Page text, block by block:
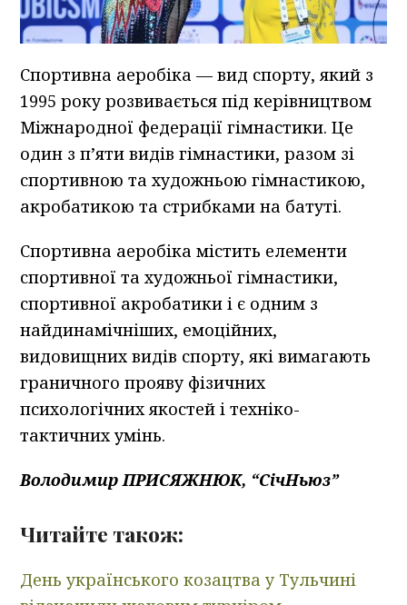
Спортивна аеробіка — вид спорту, який з
1995 року розвивається під керівництвом
Міжнародної федерації гімнастики. Це
один з п’яти видів гімнастики, разом зі
спортивною та художньою гімнастикою,
акробатикою та стрибками на батуті.
Спортивна аеробіка містить елементи
спортивної та художньої гімнастики,
спортивної акробатики і є одним з
найдинамічніших, емоційних,
видовищних видів спорту, які вимагають
граничного прояву фізичних
психологічних якостей і техніко-
тактичних умінь.
Володимир ПРИСЯЖНЮК, “СічНьюз”
Читайте також:
День українського козацтва у Тульчині